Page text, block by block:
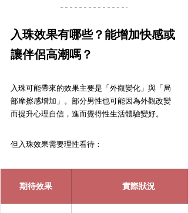
入珠效果有哪些？能增加快感或
讓伴侶高潮嗎？
入珠可能帶來的效果主要是「外觀變化」與「局
部摩擦感增加」。部分男性也可能因為外觀改變
而提升心理自信，進而覺得性生活體驗變好。
但入珠效果需要理性看待：
期待效果 實際狀況